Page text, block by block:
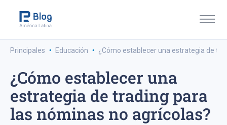
Principales · Educación · ¿Cómo establecer una estrategia de
¿Cómo establecer una
estrategia de trading para
las nóminas no agrícolas?